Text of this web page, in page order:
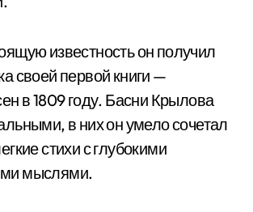
известность он получил
своей первой книги —
в 1809 году. Басни Крылова
в них он умело сочетал
стихи с глубокими
мыслями.